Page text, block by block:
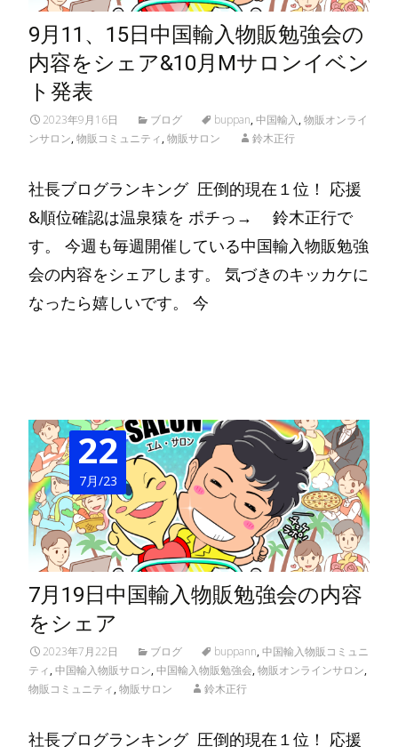
9月11、15日中国輸入物販勉強会の
内容をシェア&10月Mサロンイベン
ト発表
2023年9月16日 ブログ buppan,中国輸入,物販オンライ
ンサロン,物販コミュニティ,物販サロン 鈴木正行
社長ブログランキング 圧倒的現在１位！ 応援
&順位確認は温泉猿を ポチっ→ 鈴木正行で
す。 今週も毎週開催している中国輸入物販勉強
会の内容をシェアします。 気づきのキッカケに
なったら嬉しいです。 今
22
7月/23
7月19日中国輸入物販勉強会の内容
をシェア
2023年7月22日 ブログ buppann,中国輸入物販コミュニ
ティ,中国輸入物販サロン,中国輸入物販勉強会,物販オンラインサロン,
物販コミュニティ,物販サロン 鈴木正行
社長ブログランキング 圧倒的現在１位！ 応援